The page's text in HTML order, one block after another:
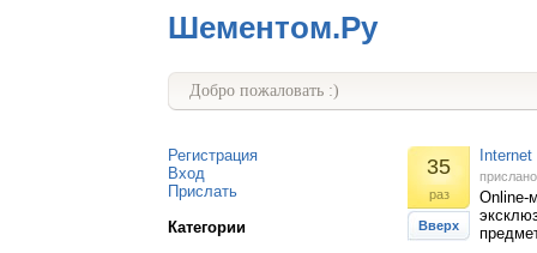
Шементом.Ру
Добро пожаловать :)
Регистрация
Вход
Прислать
Категории
35
раз
Вверх
Online-